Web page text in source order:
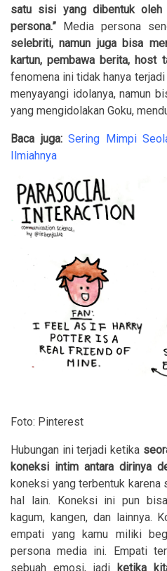
satu sisi yang dibentuk oleh
persona.” Media persona
selebriti, namun juga bisa
kartun, pembawa berita, host
fenomena ini tidak hanya
menyayangi idolanya, namun
yang mengidolakan Goku,
Baca juga: Sering Mimpi
Ilmiahnya
Foto: Pinterest
Hubungan ini terjadi ketika
koneksi intim antara dirinya
koneksi yang terbentuk karena
hal lain. Koneksi ini pun
kagum, kangen, dan lainnya.
empati yang kamu miliki
persona media ini. Empati
sebuah emosi, jadi ketika